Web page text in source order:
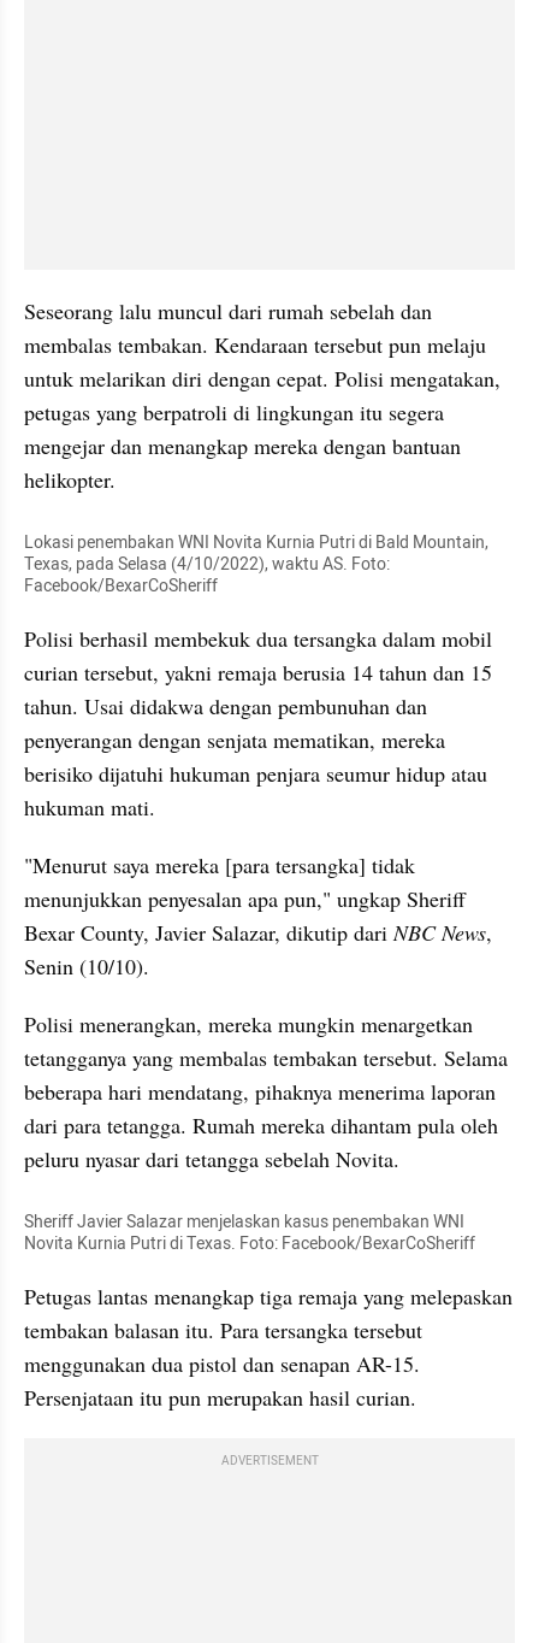
Seseorang lalu muncul dari rumah sebelah dan
membalas tembakan. Kendaraan tersebut pun melaju
untuk melarikan diri dengan cepat. Polisi mengatakan,
petugas yang berpatroli di lingkungan itu segera
mengejar dan menangkap mereka dengan bantuan
helikopter.
Lokasi penembakan WNI Novita Kurnia Putri di Bald Mountain,
Texas, pada Selasa (4/10/2022), waktu AS. Foto:
Facebook/BexarCoSheriff
Polisi berhasil membekuk dua tersangka dalam mobil
curian tersebut, yakni remaja berusia 14 tahun dan 15
tahun. Usai didakwa dengan pembunuhan dan
penyerangan dengan senjata mematikan, mereka
berisiko dijatuhi hukuman penjara seumur hidup atau
hukuman mati.
"Menurut saya mereka [para tersangka] tidak
menunjukkan penyesalan apa pun," ungkap Sheriff
Bexar County, Javier Salazar, dikutip dari NBC News,
Senin (10/10).
Polisi menerangkan, mereka mungkin menargetkan
tetangganya yang membalas tembakan tersebut. Selama
beberapa hari mendatang, pihaknya menerima laporan
dari para tetangga. Rumah mereka dihantam pula oleh
peluru nyasar dari tetangga sebelah Novita.
Sheriff Javier Salazar menjelaskan kasus penembakan WNI
Novita Kurnia Putri di Texas. Foto: Facebook/BexarCoSheriff
Petugas lantas menangkap tiga remaja yang melepaskan
tembakan balasan itu. Para tersangka tersebut
menggunakan dua pistol dan senapan AR-15.
Persenjataan itu pun merupakan hasil curian.
ADVERTISEMENT